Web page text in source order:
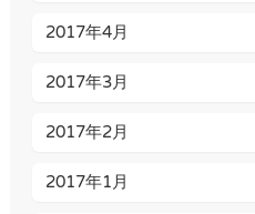
2017年4月
2017年3月
2017年2月
2017年1月